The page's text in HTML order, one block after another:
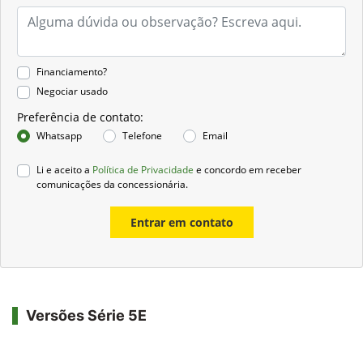
Financiamento?
Negociar usado
Preferência de contato:
Whatsapp Telefone Email
Li e aceito a Política de Privacidade e concordo em receber
comunicações da concessionária.
Entrar em contato
Versões Série 5E